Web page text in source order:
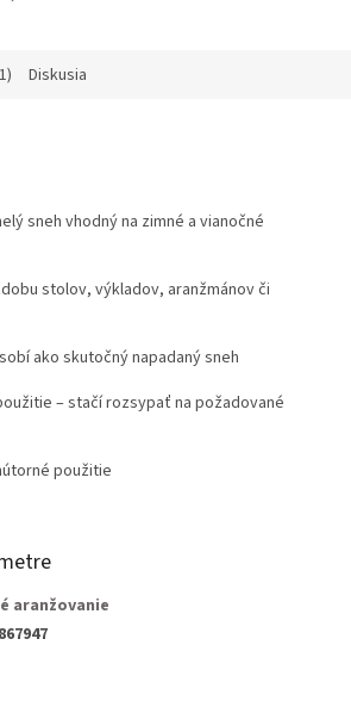
Diskusia
sneh vhodný na zimné a vianočné
stolov, výkladov, aranžmánov či
ako skutočný napadaný sneh
– stačí rozsypať na požadované
použitie
aranžovanie